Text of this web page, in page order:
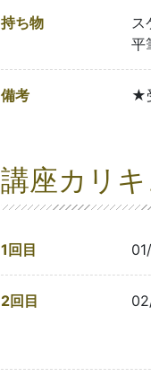
持ち物
ス
平
備考 ★
講座カリ
1回目
2回目